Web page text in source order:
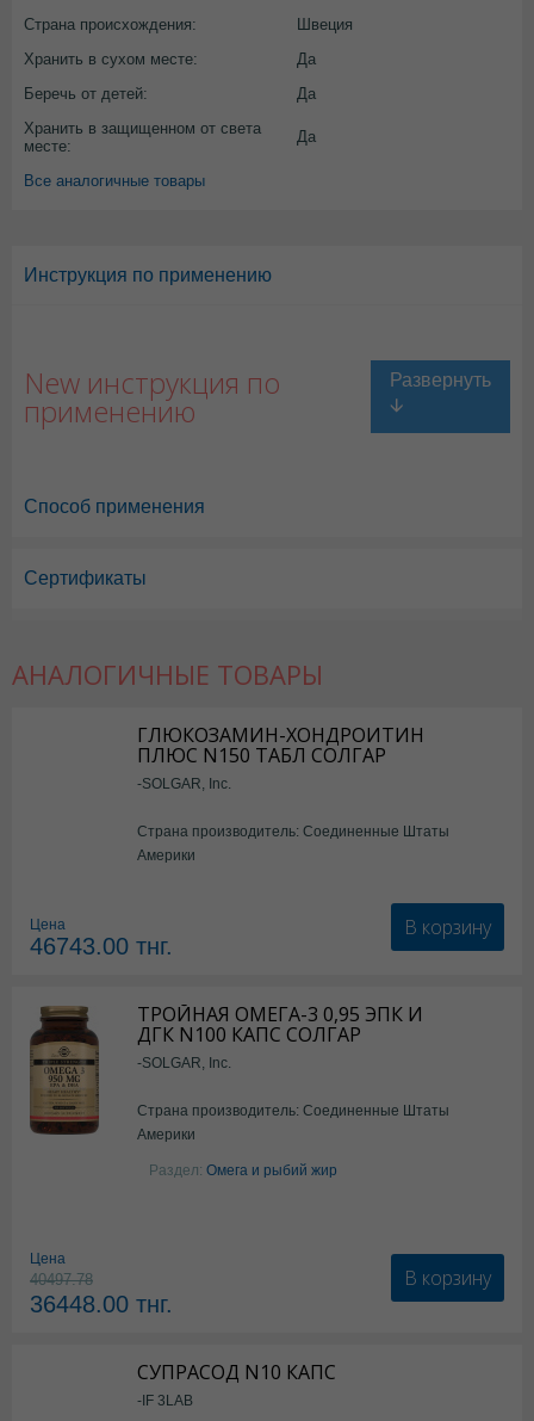
Страна происхождения:
Швеция
Хранить в сухом месте:
Да
Беречь от детей:
Да
Хранить в защищенном от света
месте:
Да
Все аналогичные товары
Инструкция по применению
New инструкция по
применению
Способ применения
Сертификаты
АНАЛОГИЧНЫЕ ТОВАРЫ
ГЛЮКОЗАМИН-ХОНДРОИТИН
ПЛЮС N150 ТАБЛ СОЛГАР
-SOLGAR, Inc.
Страна производитель: Соединенные Штаты
Америки
Цена
46743.00 тнг.
В корзину
ТРОЙНАЯ ОМЕГА-3 0,95 ЭПК И
ДГК N100 КАПС СОЛГАР
-SOLGAR, Inc.
Страна производитель: Соединенные Штаты
Америки
Раздел: Омега и рыбий жир
Цена
40497.78
36448.00 тнг.
В корзину
СУПРАСОД N10 КАПС
-IF 3LAB